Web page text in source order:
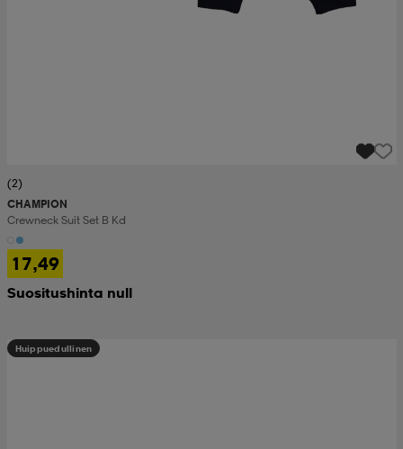
(2)
CHAMPION
Crewneck Suit Set B Kd
17,49
Suositushinta null
Huippuedullinen